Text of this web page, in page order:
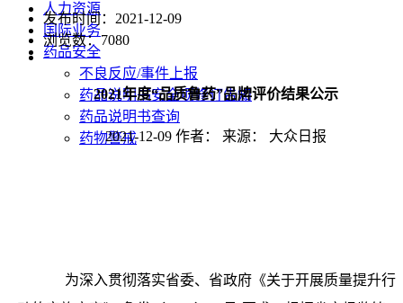
人力资源
国际业务
药品安全
不良反应/事件上报
药品说明书安全项修订告知
药品说明书查询
药物警戒
发布时间：2021-12-09
浏览数：7080
2021年度“品质鲁药”品牌评价结果公示
2021-12-09 作者： 来源： 大众日报
为深入贯彻落实省委、省政府《关于开展质量提升行